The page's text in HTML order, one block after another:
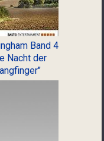
Band 4
Nacht der